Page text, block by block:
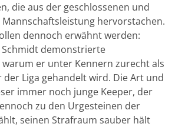
die aus der geschlossenen und
hervorstachen.
dennoch erwähnt werden:
Schmidt demonstrierte
er unter Kennern zurecht als
der Liga gehandelt wird. Die Art und
immer noch junge Keeper, der
zu den Urgesteinen der
seinen Strafraum sauber hält